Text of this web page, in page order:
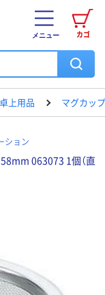
カゴ
メニュー
上用品 マグカッ
ション
063073 1個（直